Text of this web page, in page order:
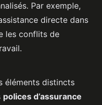
Par exemple,
directe dans
les conflits de
éléments distincts
polices d’assurance